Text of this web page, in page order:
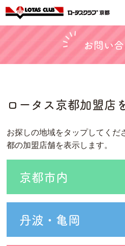
お問い
ロータス京都加盟店
お探しの地域をタップしてくだ
都の加盟店舗を表示します。
京都市内
丹波・亀岡